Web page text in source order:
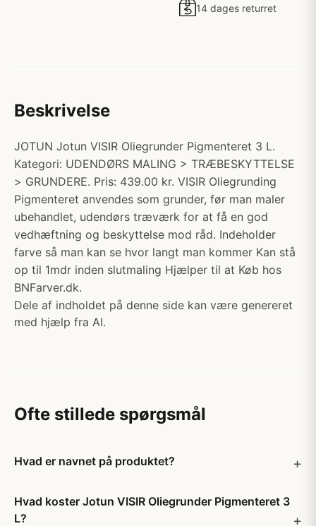
14 dages returret
Beskrivelse
JOTUN Jotun VISIR Oliegrunder Pigmenteret 3 L.
Kategori: UDENDØRS MALING > TRÆBESKYTTELSE
> GRUNDERE. Pris: 439.00 kr. VISIR Oliegrunding
Pigmenteret anvendes som grunder, før man maler
ubehandlet, udendørs træværk for at få en god
vedhæftning og beskyttelse mod råd. Indeholder
farve så man kan se hvor langt man kommer Kan stå
op til 1mdr inden slutmaling Hjælper til at Køb hos
BNFarver.dk.
Dele af indholdet på denne side kan være genereret
med hjælp fra AI.
Ofte stillede spørgsmål
Hvad er navnet på produktet?
Hvad koster Jotun VISIR Oliegrunder Pigmenteret 3
L?